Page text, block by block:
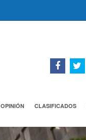
OPINIÓN CLASIFICADOS